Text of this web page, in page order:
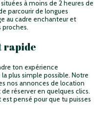
à moins de 2 heures de
parcourir de longues
au cadre enchanteur et
rapide
ton expérience
plus simple possible. Notre
nos annonces de location
réserver en quelques clics.
pensé pour que tu puisses